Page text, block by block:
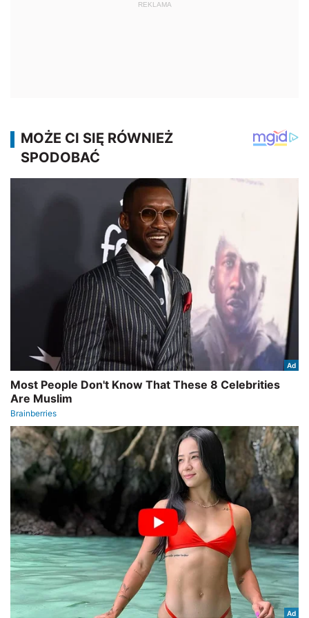
REKLAMA